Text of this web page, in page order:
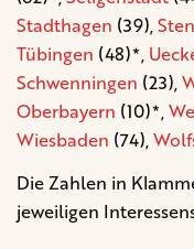
Stadthagen (39),
Tübingen (48)*,
Schwenningen (23),
Oberbayern (10)*,
Wiesbaden (74),
Die Zahlen in
jeweiligen